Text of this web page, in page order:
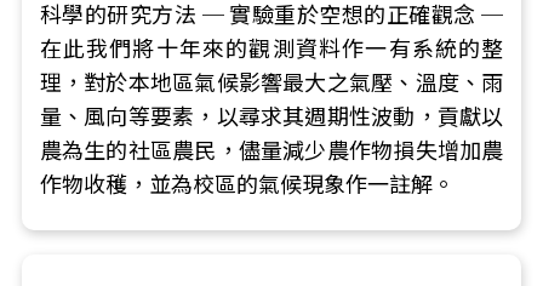
科學的研究方法 ─ 實驗重於空想的正確觀念 ─
在此我們將十年來的觀測資料作一有系統的整
理，對於本地區氣候影響最大之氣壓、溫度、雨
量、風向等要素，以尋求其週期性波動，貢獻以
農為生的社區農民，儘量減少農作物損失增加農
作物收穫，並為校區的氣候現象作一註解。